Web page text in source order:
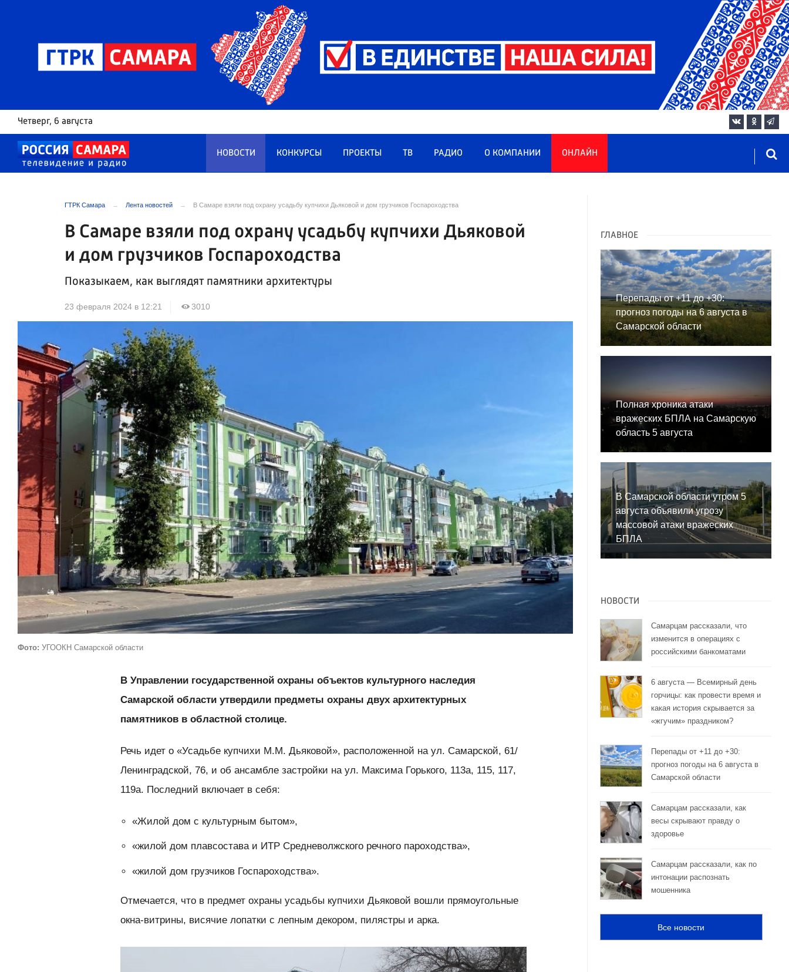
Четверг, 6 августа
НОВОСТИ КОНКУРСЫ ПРОЕКТЫ ТВ РАДИО О КОМПАНИИ ОНЛАЙН
ГТРК Самара Лента новостей В Самаре взяли под охрану усадьбу купчихи Дьяковой и дом грузчиков Госпароходства
В Самаре взяли под охрану усадьбу купчихи Дьяковой
и дом грузчиков Госпароходства
Показыкаем, как выглядят памятники архитектуры
23 февраля 2024 в 12:21 3010
Фото: УГООКН Самарской области
В Управлении государственной охраны объектов культурного наследия
Самарской области утвердили предметы охраны двух архитектурных
памятников в областной столице.
Речь идет о «Усадьбе купчихи М.М. Дьяковой», расположенной на ул. Самарской, 61/
Ленинградской, 76, и об ансамбле застройки на ул. Максима Горького, 113а, 115, 117,
119а. Последний включает в себя:
«Жилой дом с культурным бытом»,
«жилой дом плавсостава и ИТР Средневолжского речного пароходства»,
«жилой дом грузчиков Госпароходства».
Отмечается, что в предмет охраны усадьбы купчихи Дьяковой вошли прямоугольные
окна-витрины, висячие лопатки с лепным декором, пилястры и арка.
ГЛАВНОЕ
Перепады от +11 до +30:
прогноз погоды на 6 августа в
Самарской области
Полная хроника атаки
вражеских БПЛА на Самарскую
область 5 августа
В Самарской области утром 5
августа объявили угрозу
массовой атаки вражеских
БПЛА
НОВОСТИ
Самарцам рассказали, что
изменится в операциях с
российскими банкоматами
6 августа — Всемирный день
горчицы: как провести время и
какая история скрывается за
«жгучим» праздником?
Перепады от +11 до +30:
прогноз погоды на 6 августа в
Самарской области
Самарцам рассказали, как
весы скрывают правду о
здоровье
Самарцам рассказали, как по
интонации распознать
мошенника
Все новости